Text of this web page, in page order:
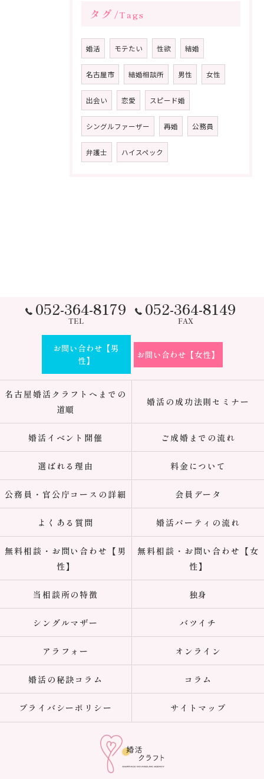
タグ Tags
婚活 モテたい 性欲 結婚
名古屋市 結婚相談所 男性 女性
出会い 恋愛 スピード婚
シングルファーザー 再婚 公務員
弁護士 ハイスペック
052-364-8179
TEL
052-364-8149
FAX
お問い合わせ【男
性】
お問い合わせ【女性】
名古屋婚活クラフトへまでの
道順
婚活の成功法則セミナー
婚活イベント開催 ご成婚までの流れ
選ばれる理由 料金について
公務員・官公庁コースの詳細 会員データ
よくある質問 婚活パーティの流れ
無料相談・お問い合わせ【男
性】
無料相談・お問い合わせ【女
性】
当相談所の特徴 独身
シングルマザー バツイチ
アラフォー オンライン
婚活の秘訣コラム コラム
プライバシーポリシー サイトマップ